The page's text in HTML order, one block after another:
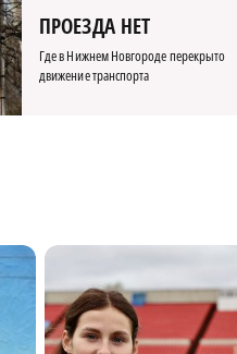
ПРОЕЗДА НЕТ
Где в Нижнем Новгороде перекрыто
движение транспорта